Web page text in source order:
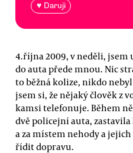
♥ Daruji
4.října 2009, v neděli, jsem
do auta přede mnou. Nic
to běžná kolize, nikdo
jsem si, že nějaký člověk z
kamsi telefonuje. Během
dvě policejní auta,
a za místem nehody a
řídit dopravu.